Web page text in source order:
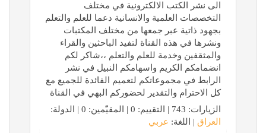
الى نشر الكتب الالكترونية في مختلف
التخصصات العلمية والانسانية دعما للعلم والتعلم
بجهود ذاتية عبر جمعها من مختلف المكتبات
ونشرها في هذه القناة لتفيد الباحثين والقراء
والمثقفين وخدمة للعلم والتعلم ،،شاكر لكم
انضمامكم الكريم واسهامكم النبيل في نشر
الرابط في مجموعاتكم لتعميم الفائدة للجميع مع
كل الاحترام والتقدير لحضوركم البهي في القناة
الزيارات: 743 | التقييم: 0 | المقيّمين: 0 | الدولة:
العراق | اللغة: عربي